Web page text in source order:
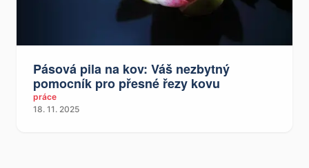
Pásová pila na kov: Váš nezbytný
pomocník pro přesné řezy kovu
práce
18. 11. 2025